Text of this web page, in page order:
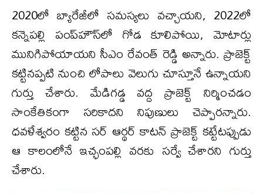
2020లో బ్యారేజీలో సమస్యలు వచ్చాయని, 2022లో
కన్నెపల్లి పంప్‌హౌస్‌లో గోడ కూలిపోయి, మోటార్లు
మునిగిపోయాయని సీఎం రేవంత్ రెడ్డి అన్నారు. ప్రాజెక్ట్
కట్టినప్పటి నుంచి లోపాలు వెలుగు చూస్తూనే ఉన్నాయని
గుర్తు చేశారు. మేడిగడ్డ వద్ద ప్రాజెక్ట్ నిర్మించడం
సాంకేతికంగా సరికాదని నిపుణులు చెప్పారన్నారు.
ధవళేశ్వరం కట్టిన సర్ ఆర్థర్ కాటన్ ప్రాజెక్ట్ కట్టేటప్పుడు
ఆ కాలంలోనే ఇచ్ఛంపల్లి వరకు సర్వే చేశారని గుర్తు
చేశారు.